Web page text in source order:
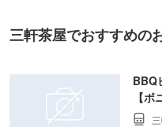
三軒茶屋でおすすめの
BBQ
【ボ